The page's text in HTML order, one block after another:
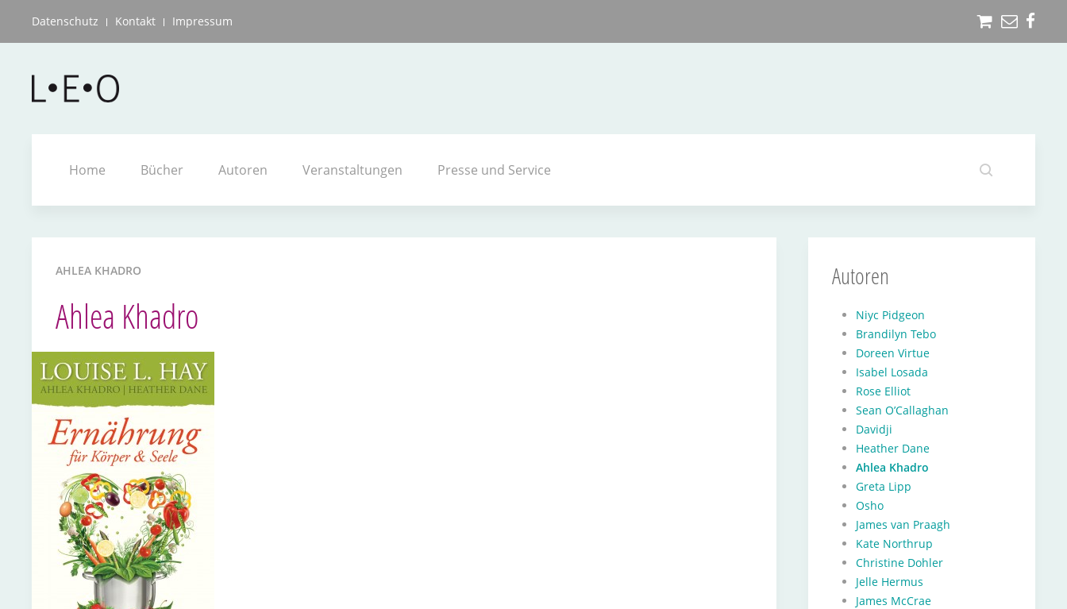
Datenschutz Kontakt Impressum
Home Bücher Autoren Veranstaltungen Presse und Service
AHLEA KHADRO
Ahlea Khadro
Autoren
Niyc Pidgeon
Brandilyn Tebo
Doreen Virtue
Isabel Losada
Rose Elliot
Sean O’Callaghan
Davidji
Heather Dane
Ahlea Khadro
Greta Lipp
Osho
James van Praagh
Kate Northrup
Christine Dohler
Jelle Hermus
James McCrae